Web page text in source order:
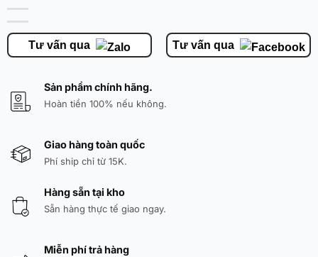
Tư vấn qua Tư vấn qua
Sản phẩm chính hãng.
Hoàn tiền 100% nếu không.
Giao hàng toàn quốc
Phí ship chỉ từ 15K.
Hàng sẵn tại kho
Sẵn hàng thực tế giao ngay.
Miễn phí trả hàng